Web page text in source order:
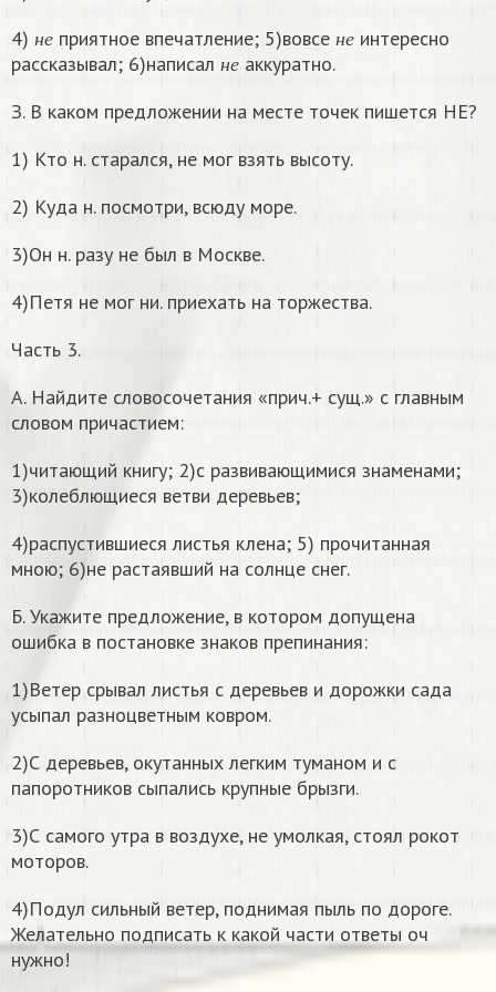
4)
н е приятное впечатление; 5)вовсе н е
интересно
рассказывал; 6)написал
н е
не аккуратно.
З. В каком предложении на месте точек пишется НЕ?
1) Кто н. старался, не мог взять высоту.
2) Куда н. посмотри, всюду море.
3)Он н. разу не был в Москве.
4)Петя не мог ни. приехать на торжества.
Часть 3.
А. Найдите словосочетания «прич.+ сущ.» с главным
словом причастием:
1)читающий книгу; 2)с развивающимися знаменами;
3)колеблющиеся ветви деревьев;
4)распустившиеся листья клена; 5) прочитанная
мною; 6)не растаявший на солнце снег.
Б. Укажите предложение, в котором допущена
ошибка в постановке знаков препинания:
1)Ветер срывал листья с деревьев и дорожки сада
усыпал разноцветным ковром.
2)С деревьев, окутанных легким туманом и с
папоротников сыпались крупные брызги.
3)С самого утра в воздухе, не умолкая, стоял рокот
моторов.
4)Подул сильный ветер, поднимая пыль по дороге.
Желательно подписать к какой части ответы оч
нужно!